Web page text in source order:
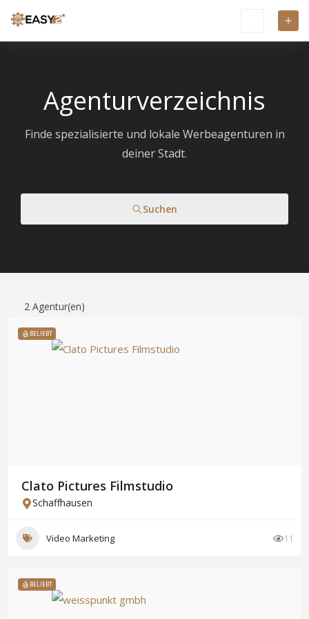
Agenturverzeichnis
Finde spezialisierte und lokale Werbeagenturen in
deiner Stadt.
Suchen
2 Agentur(en)
BELIEBT
Clato Pictures Filmstudio
Schaffhausen
Video Marketing 11
BELIEBT